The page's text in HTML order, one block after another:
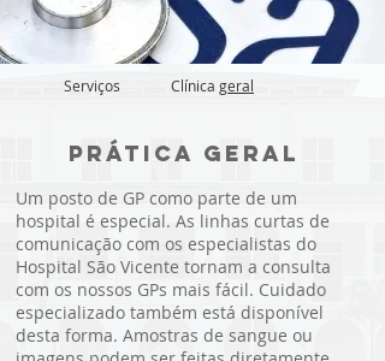
Serviços Clínica geral
Prática geral
Um posto de GP como parte de um
hospital é especial. As linhas curtas de
comunicação com os especialistas do
Hospital São Vicente tornam a consulta
com os nossos GPs mais fácil. Cuidado
especializado também está disponível
desta forma. Amostras de sangue ou